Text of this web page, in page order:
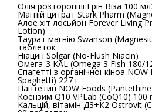
Олія розторопші Грін Віза 100 мл
Магній цитрат Stark Pharm
Алое хіт лосьйон Forever Living Products
Lotion)
Таурат магнію Swanson (Magnesium taurate) 100 мг 120
таблеток
Ніацин Solgar (No-Flush Niacin)
Омега-3 KAL (Omega 3 Fish
Спагетті з органічної кіноа NOW Foods
Spaghetti) 227 г
Пантетин NOW
Коензим Q10 VPLab (CoQ10) 100
Кальцій, вітамін Д3+К2 Ostrovit (Calcium, Vitamin D3+K2)